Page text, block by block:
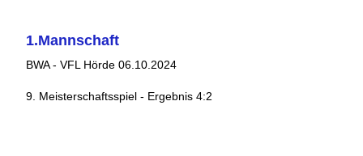
1.Mannschaft
BWA - VFL Hörde 06.10.2024
9. Meisterschaftsspiel - Ergebnis 4:2